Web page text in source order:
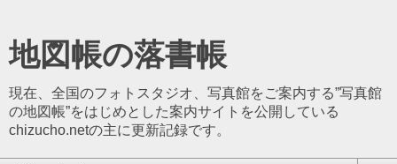
地図帳の落書帳
現在、全国のフォトスタジオ、写真館をご案内する”写真館
の地図帳”をはじめとした案内サイトを公開している
chizucho.netの主に更新記録です。